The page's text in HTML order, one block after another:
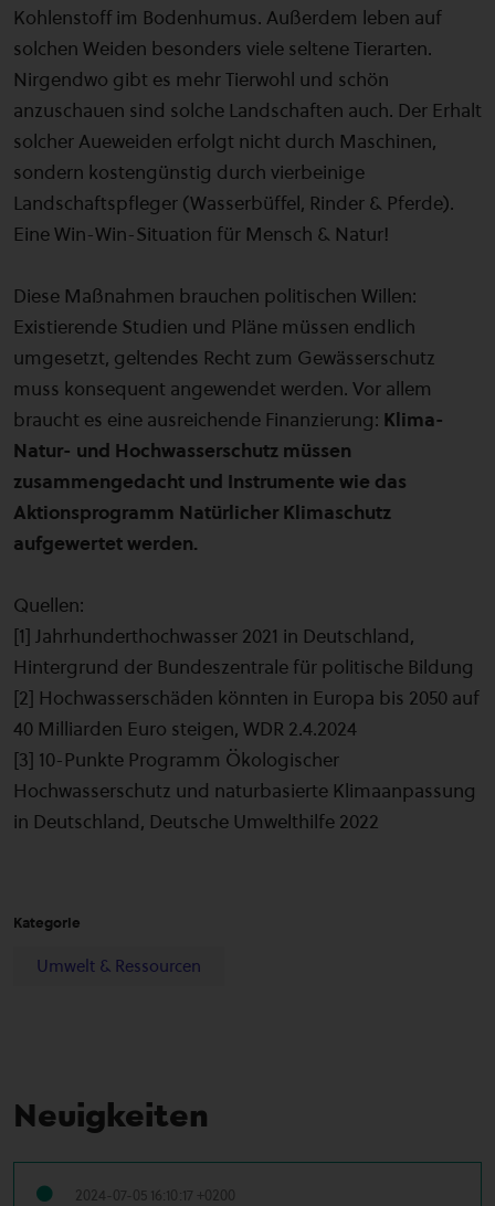
Kohlenstoff im Bodenhumus. Außerdem leben auf
solchen Weiden besonders viele seltene Tierarten.
Nirgendwo gibt es mehr Tierwohl und schön
anzuschauen sind solche Landschaften auch. Der Erhalt
solcher Aueweiden erfolgt nicht durch Maschinen,
sondern kostengünstig durch vierbeinige
Landschaftspfleger (Wasserbüffel, Rinder & Pferde).
Eine Win-Win-Situation für Mensch & Natur!
Diese Maßnahmen brauchen politischen Willen:
Existierende Studien und Pläne müssen endlich
umgesetzt, geltendes Recht zum Gewässerschutz
muss konsequent angewendet werden. Vor allem
braucht es eine ausreichende Finanzierung: Klima-
Natur- und Hochwasserschutz müssen
zusammengedacht und Instrumente wie das
Aktionsprogramm Natürlicher Klimaschutz
aufgewertet werden.
Quellen:
[1] Jahrhunderthochwasser 2021 in Deutschland,
Hintergrund der Bundeszentrale für politische Bildung
[2] Hochwasserschäden könnten in Europa bis 2050 auf
40 Milliarden Euro steigen, WDR 2.4.2024
[3] 10-Punkte Programm Ökologischer
Hochwasserschutz und naturbasierte Klimaanpassung
in Deutschland, Deutsche Umwelthilfe 2022
Kategorie
Umwelt & Ressourcen
Neuigkeiten
2024-07-05 16:10:17 +0200